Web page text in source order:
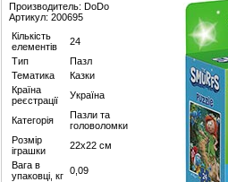
Производитель: DoDo
Артикул: 200695
Кількість
елементів
24
Тип
Пазл
Тематика
Казки
Країна
реєстрації
Україна
Категорія
Пазли та
головоломки
Розмір
іграшки
22х22 см
Вага в
упаковці, кг 0,09